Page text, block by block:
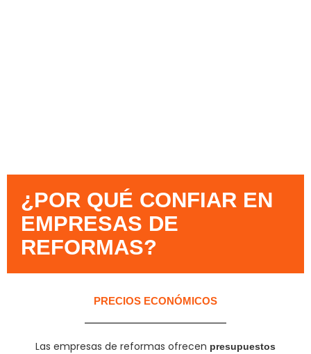
¿POR QUÉ CONFIAR EN
EMPRESAS DE
REFORMAS?​
PRECIOS ECONÓMICOS
Las empresas de reformas ofrecen presupuestos